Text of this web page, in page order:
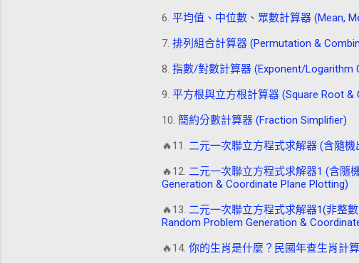
6. 平均值、中位數、眾數計算器 (Mean,
7. 排列組合計算器 (Permutation &
8. 指數/對數計算器 (Exponent/Logarithm
9. 平方根與立方根計算器 (Square Root &
10. 簡約分數計算器 (Fraction Simplifier)
🔥11. 二元一次聯立方程式求解器 (含隨
🔥12. 二元一次聯立方程式求解器1 (含隨
Generation & Coordinate Plane Plotting)
🔥13. 二元一次聯立方程式求解器1(非整
Random Problem Generation &
🔥14. 你的生肖是什麼？民國年查生肖計